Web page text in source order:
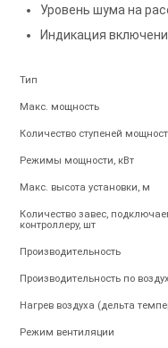
Уровень шума на
Индикация
Тип
Макс. мощность
Количество ступеней
Режимы мощности, кВт
Макс. высота установки, м
Количество завес,
контроллеру, шт
Производительность
Производительность по
Нагрев воздуха (дельта
Режим вентиляции